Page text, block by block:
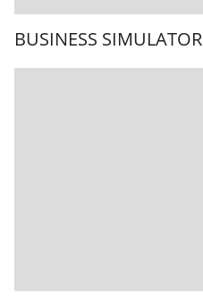
BUSINESS SIMULATOR